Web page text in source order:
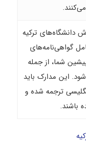
دانشگاه‌های ترکیه
گواهی‌نامه‌های
شما، از جمله
این مدارک باید
ترجمه شده و
باشند.